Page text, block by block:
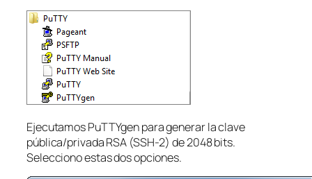
Ejecutamos PuTTYgen para generar la clave
pública/privada RSA (SSH-2) de 2048 bits.
Selecciono estas dos opciones.